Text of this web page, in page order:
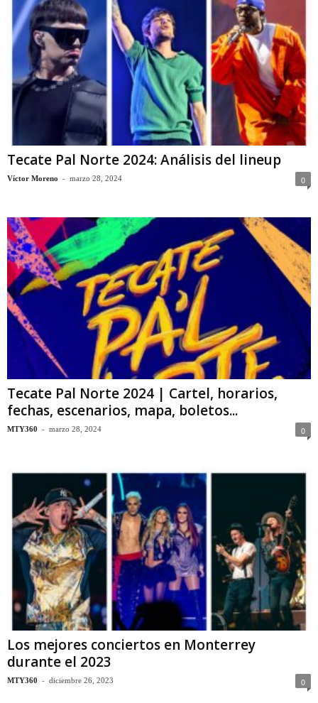
Tecate Pal Norte 2024: Análisis del lineup
Víctor Moreno - marzo 28, 2024 0
Tecate Pal Norte 2024 | Cartel, horarios,
fechas, escenarios, mapa, boletos...
MTY360 - marzo 28, 2024 0
Los mejores conciertos en Monterrey
durante el 2023
MTY360 - diciembre 26, 2023 0